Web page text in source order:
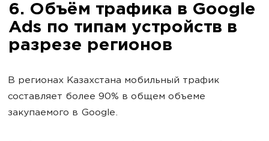
6. Объём трафика в Google
Ads по типам устройств в
разрезе регионов
В регионах Казахстана мобильный трафик
составляет более 90% в общем объеме
закупаемого в Google.